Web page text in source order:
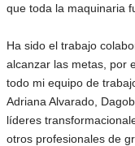
que toda la maquinaria
Ha sido el trabajo
alcanzar las metas, por
todo mi equipo de
Adriana Alvarado,
líderes
otros profesionales de